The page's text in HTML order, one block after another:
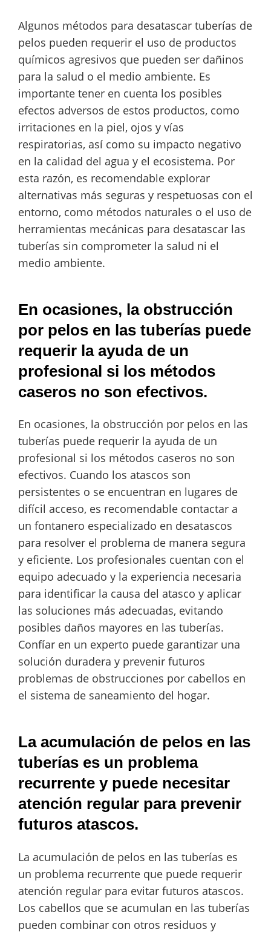
Algunos métodos para desatascar tuberías de
pelos pueden requerir el uso de productos
químicos agresivos que pueden ser dañinos
para la salud o el medio ambiente. Es
importante tener en cuenta los posibles
efectos adversos de estos productos, como
irritaciones en la piel, ojos y vías
respiratorias, así como su impacto negativo
en la calidad del agua y el ecosistema. Por
esta razón, es recomendable explorar
alternativas más seguras y respetuosas con el
entorno, como métodos naturales o el uso de
herramientas mecánicas para desatascar las
tuberías sin comprometer la salud ni el
medio ambiente.
En ocasiones, la obstrucción
por pelos en las tuberías puede
requerir la ayuda de un
profesional si los métodos
caseros no son efectivos.
En ocasiones, la obstrucción por pelos en las
tuberías puede requerir la ayuda de un
profesional si los métodos caseros no son
efectivos. Cuando los atascos son
persistentes o se encuentran en lugares de
difícil acceso, es recomendable contactar a
un fontanero especializado en desatascos
para resolver el problema de manera segura
y eficiente. Los profesionales cuentan con el
equipo adecuado y la experiencia necesaria
para identificar la causa del atasco y aplicar
las soluciones más adecuadas, evitando
posibles daños mayores en las tuberías.
Confíar en un experto puede garantizar una
solución duradera y prevenir futuros
problemas de obstrucciones por cabellos en
el sistema de saneamiento del hogar.
La acumulación de pelos en las
tuberías es un problema
recurrente y puede necesitar
atención regular para prevenir
futuros atascos.
La acumulación de pelos en las tuberías es
un problema recurrente que puede requerir
atención regular para evitar futuros atascos.
Los cabellos que se acumulan en las tuberías
pueden combinar con otros residuos y